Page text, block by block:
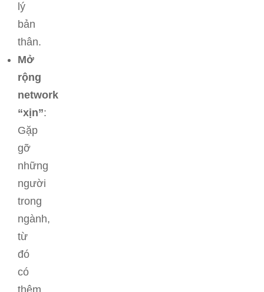
lý
bản
thân.
Mở
rộng
network
“xịn”:
Gặp
gỡ
những
người
trong
ngành,
từ
đó
có